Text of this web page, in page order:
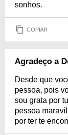
sonhos.
COPIAR
Agradeço a
Desde que
pessoa, pois
sou grata por
pessoa
por ter te